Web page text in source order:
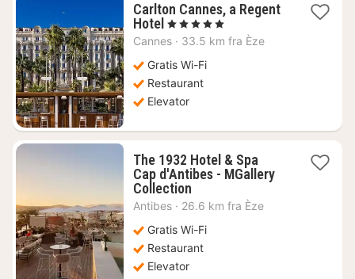
Carlton Cannes, a Regent
Hotel 1
nat
11214
kr.
, 5 Stjerner
Cannes · 33.5 km fra Èze
Gratis Wi-Fi
Restaurant
Elevator
The 1932 Hotel & Spa
Cap d'Antibes - MGallery
Collection1
nat
3014
kr.
Antibes · 26.6 km fra Èze
Gratis Wi-Fi
Restaurant
Elevator